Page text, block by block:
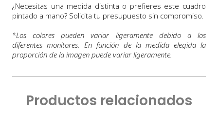
¿Necesitas una medida distinta o prefieres este cuadro
pintado a mano? Solicita tu presupuesto sin compromiso.
*Los colores pueden variar ligeramente debido a los
diferentes monitores. En función de la medida elegida la
proporción de la imagen puede variar ligeramente.
Productos relacionados